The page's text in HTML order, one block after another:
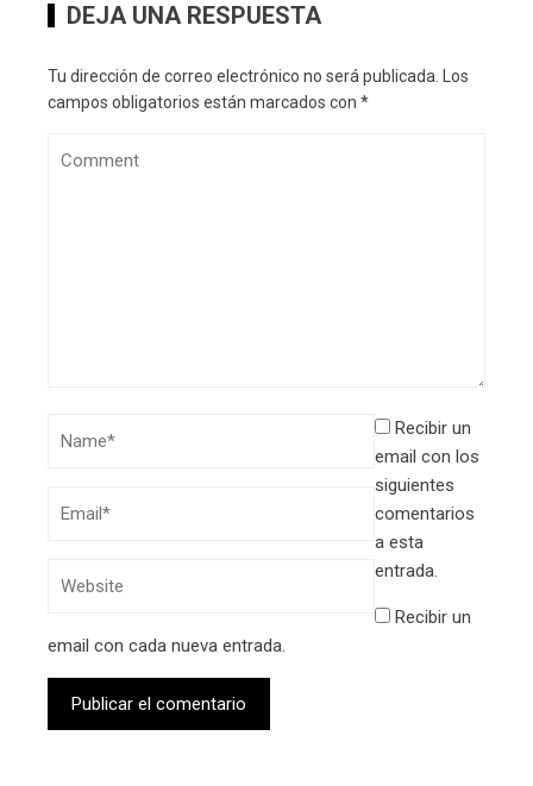
DEJA UNA RESPUESTA
Tu dirección de correo electrónico no será publicada. Los
campos obligatorios están marcados con *
Recibir un
email con los
siguientes
comentarios
a esta
entrada.
Recibir un
email con cada nueva entrada.